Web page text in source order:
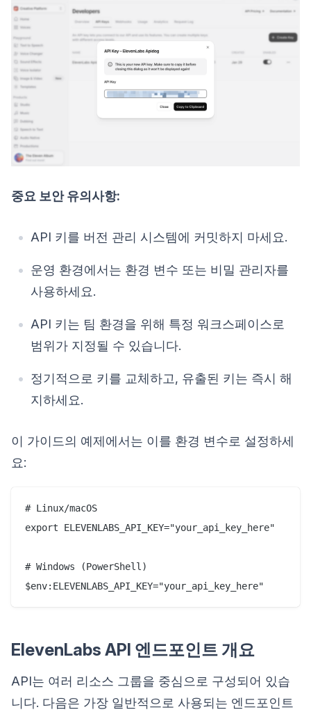
중요 보안 유의사항:
API 키를 버전 관리 시스템에 커밋하지 마세요.
운영 환경에서는 환경 변수 또는 비밀 관리자를
사용하세요.
API 키는 팀 환경을 위해 특정 워크스페이스로
범위가 지정될 수 있습니다.
정기적으로 키를 교체하고, 유출된 키는 즉시 해
지하세요.
이 가이드의 예제에서는 이를 환경 변수로 설정하세
요:
# Linux/macOS
export ELEVENLABS_API_KEY="your_api_key_here"
# Windows (PowerShell)
ElevenLabs API 엔드포인트 개요
API는 여러 리소스 그룹을 중심으로 구성되어 있습
니다. 다음은 가장 일반적으로 사용되는 엔드포인트